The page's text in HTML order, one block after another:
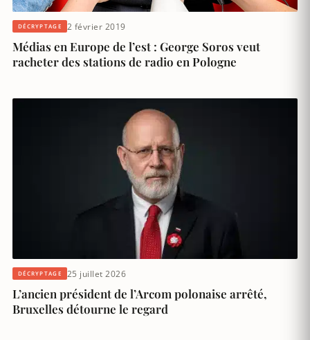
DÉCRYPTAGE 2 février 2019
Médias en Europe de l’est : George Soros veut
racheter des stations de radio en Pologne
DÉCRYPTAGE 25 juillet 2026
L’ancien président de l’Arcom polonaise arrêté,
Bruxelles détourne le regard